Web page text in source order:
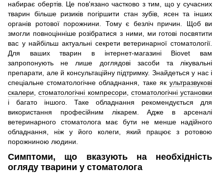
набирає обертів. Це пов'язано частково з тим, що у сучасних
тварин більше ризиків погіршити стан зубів, ясен та інших
органів ротової порожнини. Тому є безліч причин. Щоб ви
змогли повноцінніше розібратися з ними, ми готові посвятити
вас у найбільш актуальні секрети ветеринарної стоматології.
Для ваших тварин в інтернет-магазині Biovet вам
запропонують не лише доглядові засоби та лікувальні
препарати, але й консультаційну підтримку. Знайдеться у нас і
спеціальне стоматологічне обладнання, таке як ультразвукові
скалери ,стоматологічні компресори
стоматологічні установки
і багато іншого. Таке обладнання рекомендується для
використання професійним лікарем. Адже в арсеналі
ветеринарного стоматолога має бути не менше надійного
обладнання, ніж у його колеги, який працює з ротовою
порожниною людини.
Симптоми, що вказують на необхідність
огляду тварини у стоматолога